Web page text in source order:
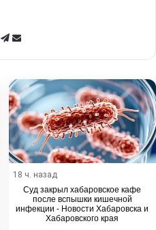
WhatsApp
Telegram
Share
18 ч. назад
Суд закрыл хабаровское кафе
после вспышки кишечной
инфекции - Новости Хабаровска и
Хабаровского края